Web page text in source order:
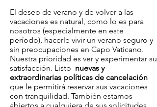
El deseo de verano y de volver a las
vacaciones es natural, como lo es para
nosotros (especialmente en este
período), hacerle vivir un verano seguro y
sin preocupaciones en Capo Vaticano.
Nuestra prioridad es ver y experimentar su
satisfacción. Listo nuevas y
extraordinarias políticas de cancelación
que le permitirá reservar sus vacaciones
con tranquilidad. También estamos